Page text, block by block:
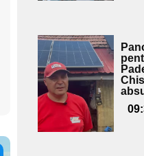
Adaugă
aici textul
pentru
subtitlu